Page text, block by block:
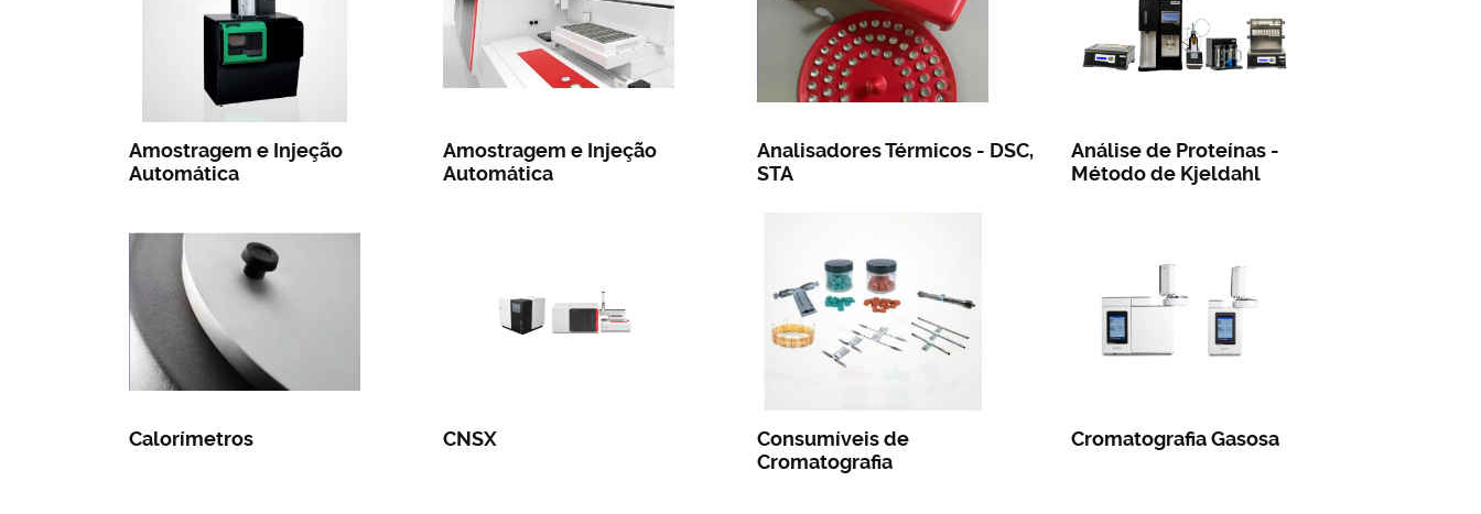
Amostragem e Injeção
Automática
Amostragem e Injeção
Automática
Analisadores Térmicos - DSC,
STA
Análise de Proteínas -
Método de Kjeldahl
Calorímetros CNSX
Consumíveis de
Cromatografia
Cromatografia Gasosa